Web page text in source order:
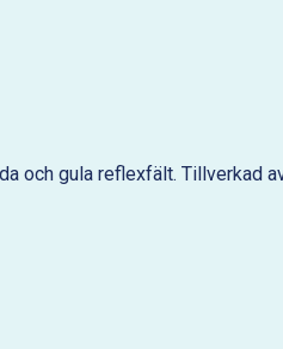
och gula reflexfält. Tillverkad